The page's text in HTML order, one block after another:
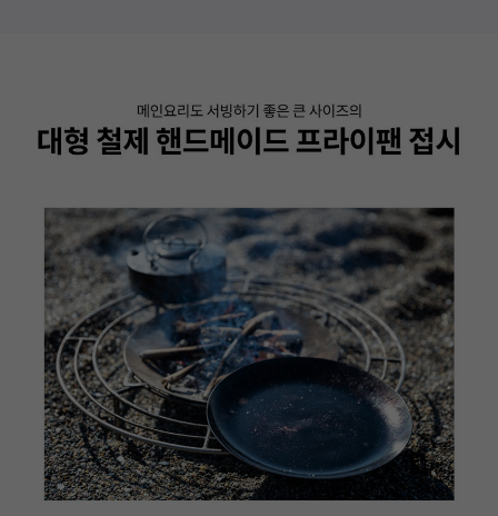
이코 라이프 하